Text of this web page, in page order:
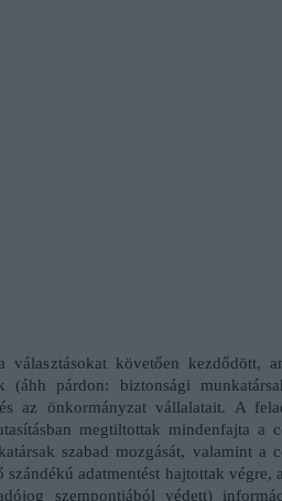
választásokat követően kezdődött,
(áhh párdon: biztonsági
az önkormányzat vállalatait. A
megtiltottak mindenfajta a
szabad mozgását, valamint a
adatmentést hajtottak végre,
szempontjából védett)